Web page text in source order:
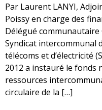
Par Laurent LANYI,
Poissy en charge des
Délégué communautaire
Syndicat intercommunal
télécoms et d’électricité
2012 a instauré le fonds
ressources
circulaire de la […]